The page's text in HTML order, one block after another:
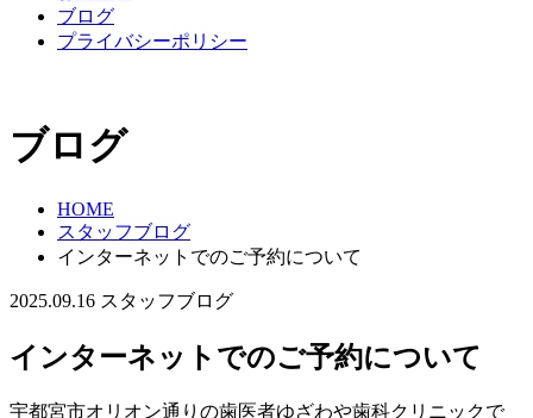
ブログ
プライバシーポリシー
ブログ
HOME
スタッフブログ
インターネットでのご予約について
2025.09.16 スタッフブログ
インターネットでのご予約について
宇都宮市オリオン通りの歯医者ゆざわや歯科クリニックで